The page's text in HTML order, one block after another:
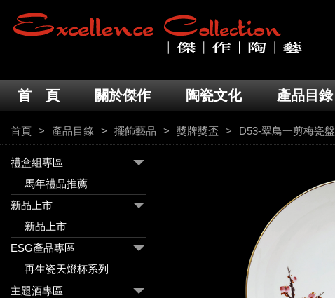
首 頁 關於傑作 陶瓷文化 產品目錄
首頁 產品目錄 擺飾藝品 獎牌獎盃 D53-翠鳥一剪梅瓷盤
禮盒組專區
馬年禮品推薦
新品上市
新品上市
ESG產品專區
再生瓷天燈杯系列
主題酒專區